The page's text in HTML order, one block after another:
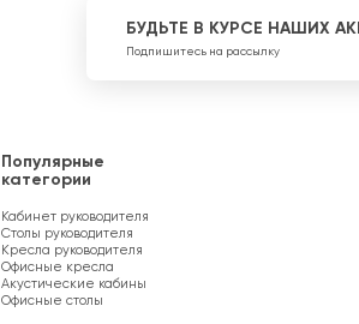
БУДЬТЕ В КУРСЕ НАШИХ
Подпишитесь на рассылку
Популярные
категории
Кабинет руководителя
Столы руководителя
Кресла руководителя
Офисные кресла
Акустические кабины
Офисные столы